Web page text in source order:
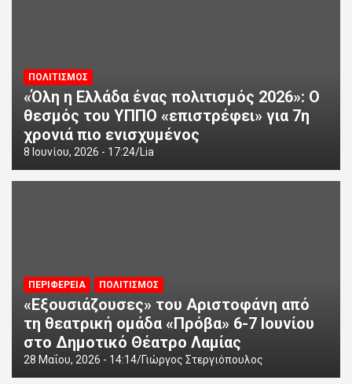
ΠΟΛΙΤΙΣΜΟΣ
«Όλη η Ελλάδα ένας πολιτισμός 2026»: Ο
θεσμός του ΥΠΠΟ «επιστρέφει» για 7η
χρονιά πιο ενισχυμένος
8 Ιουνίου, 2026 - 17:24 Lia
ΠΕΡΙΦΕΡΕΙΑ ΠΟΛΙΤΙΣΜΟΣ
«Εξουσιάζουσες» του Αριστοφάνη από
τη θεατρική ομάδα «Πρόβα» 6-7 Ιουνίου
στο Δημοτικό Θέατρο Λαμίας
28 Μαΐου, 2026 - 14:14 Γιώργος Στεργιόπουλος